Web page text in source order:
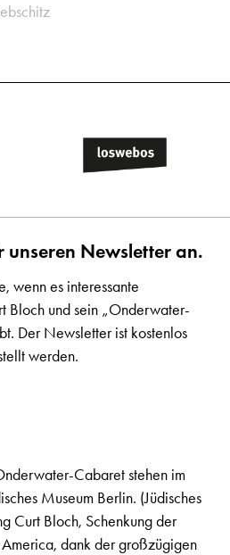
unseren Newsletter an.
wenn es interessante
Bloch und sein „Onderwater-
Der Newsletter ist kostenlos
werden.
Cabaret stehen im
Museum Berlin. (Jüdisches
Curt Bloch, Schenkung der
dank der großzügigen